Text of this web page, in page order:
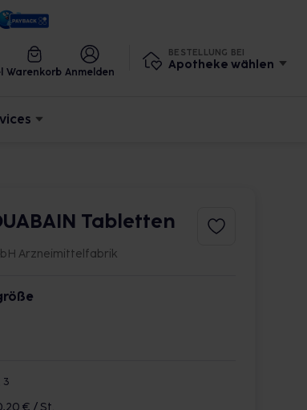
Warenkorb Anmelden
BESTELLUNG BEI
Apotheke wählen
Tabletten
Arzneimittelfabrik
3
€ / St.